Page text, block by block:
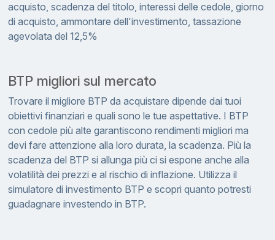
acquisto, scadenza del titolo, interessi delle cedole, giorno
di acquisto, ammontare dell'investimento, tassazione
agevolata del 12,5%
BTP migliori sul mercato
Trovare il migliore BTP da acquistare dipende dai tuoi
obiettivi finanziari e quali sono le tue aspettative. I BTP
con cedole più alte garantiscono rendimenti migliori ma
devi fare attenzione alla loro durata, la scadenza. Più la
scadenza del BTP si allunga più ci si espone anche alla
volatilità dei prezzi e al rischio di inflazione. Utilizza il
simulatore di investimento BTP e scopri quanto potresti
guadagnare investendo in BTP.